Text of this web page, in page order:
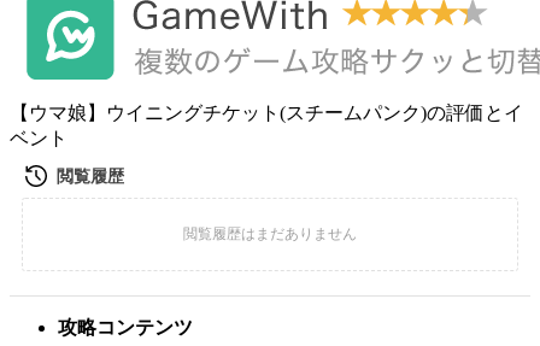
【ウマ娘】ウイニングチケット(スチームパンク)の評価とイ
ベント
攻略コンテンツ